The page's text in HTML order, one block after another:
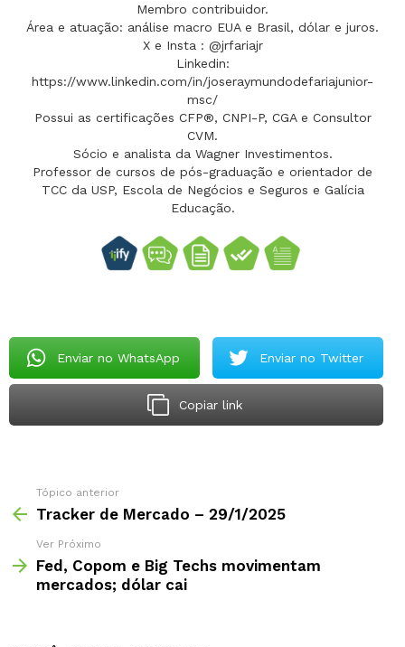
Membro contribuidor.
Área e atuação: análise macro EUA e Brasil, dólar e juros.
X e Insta : @jrfariajr
Linkedin:
https://www.linkedin.com/in/joseraymundodefariajunior-
msc/
Possui as certificações CFP®, CNPI-P, CGA e Consultor
CVM.
Sócio e analista da Wagner Investimentos.
Professor de cursos de pós-graduação e orientador de
TCC da USP, Escola de Negócios e Seguros e Galícia
Educação.
Enviar no WhatsApp Enviar no Twitter
Copiar link
Tópico anterior
Tracker de Mercado – 29/1/2025
Ver Próximo
Fed, Copom e Big Techs movimentam
mercados; dólar cai